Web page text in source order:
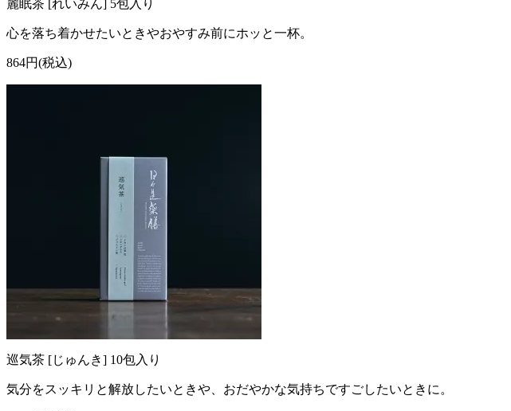
麗眠茶 [れいみん] 5包入り
心を落ち着かせたいときやおやすみ前にホッと一杯。
864円(税込)
巡気茶 [じゅんき] 10包入り
気分をスッキリと解放したいときや、おだやかな気持ちですごしたいときに。